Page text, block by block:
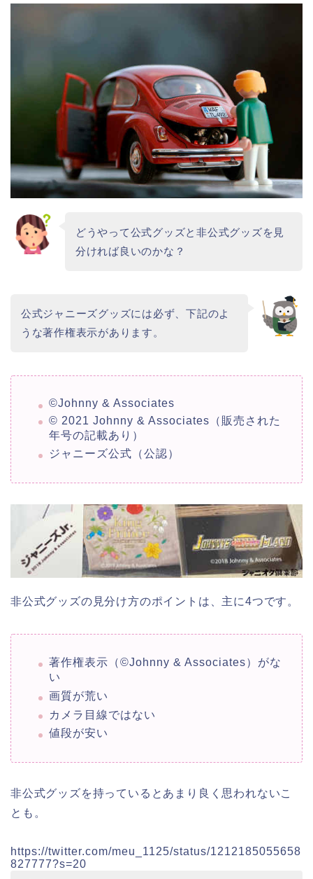
どうやって公式グッズと非公式グッズを見
分ければ良いのかな？
公式ジャニーズグッズには必ず、下記のよ
うな著作権表示があります。
©Johnny & Associates
© 2021 Johnny & Associates（販売された
年号の記載あり）
ジャニーズ公式（公認）
非公式グッズの見分け方のポイントは、主に4つです。
著作権表示（©Johnny & Associates）がな
い
画質が荒い
カメラ目線ではない
値段が安い
非公式グッズを持っているとあまり良く思われないこ
とも。
https://twitter.com/meu_1125/status/1212185055658
827777?s=20